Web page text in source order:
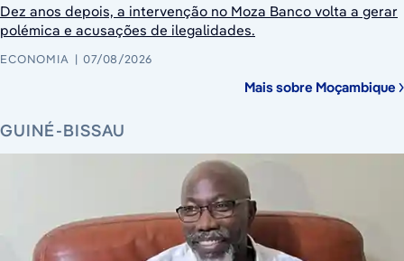
Dez anos depois, a intervenção no Moza Banco volta a gerar
polémica e acusações de ilegalidades.
ECONOMIA 07/08/2026
Mais sobre Moçambique
GUINÉ-BISSAU